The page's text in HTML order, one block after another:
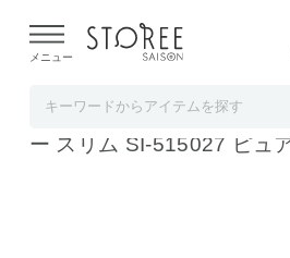
よる配送遅延が発生しております。
メニュー
ブレッドケース UtaU ウ
ー スリム SI-515027 ピュ